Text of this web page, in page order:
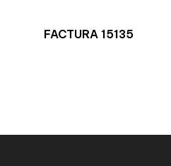
FACTURA 15135